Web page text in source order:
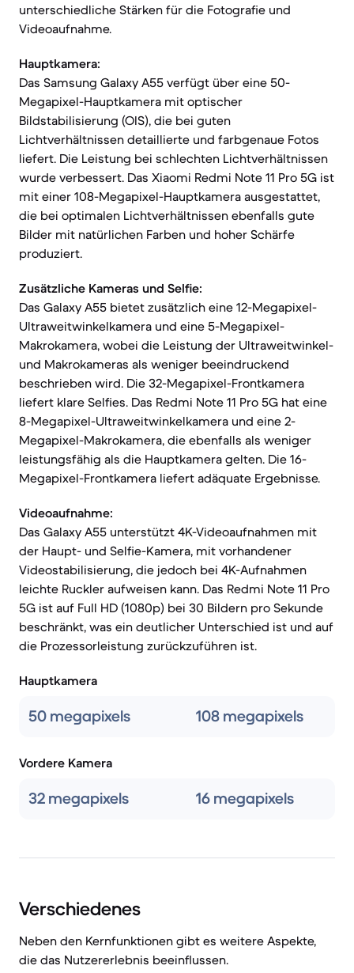
unterschiedliche Stärken für die Fotografie und
Videoaufnahme.
Hauptkamera:
Das Samsung Galaxy A55 verfügt über eine 50-
Megapixel-Hauptkamera mit optischer
Bildstabilisierung (OIS), die bei guten
Lichtverhältnissen detaillierte und farbgenaue Fotos
liefert. Die Leistung bei schlechten Lichtverhältnissen
wurde verbessert. Das Xiaomi Redmi Note 11 Pro 5G ist
mit einer 108-Megapixel-Hauptkamera ausgestattet,
die bei optimalen Lichtverhältnissen ebenfalls gute
Bilder mit natürlichen Farben und hoher Schärfe
produziert.
Zusätzliche Kameras und Selfie:
Das Galaxy A55 bietet zusätzlich eine 12-Megapixel-
Ultraweitwinkelkamera und eine 5-Megapixel-
Makrokamera, wobei die Leistung der Ultraweitwinkel-
und Makrokameras als weniger beeindruckend
beschrieben wird. Die 32-Megapixel-Frontkamera
liefert klare Selfies. Das Redmi Note 11 Pro 5G hat eine
8-Megapixel-Ultraweitwinkelkamera und eine 2-
Megapixel-Makrokamera, die ebenfalls als weniger
leistungsfähig als die Hauptkamera gelten. Die 16-
Megapixel-Frontkamera liefert adäquate Ergebnisse.
Videoaufnahme:
Das Galaxy A55 unterstützt 4K-Videoaufnahmen mit
der Haupt- und Selfie-Kamera, mit vorhandener
Videostabilisierung, die jedoch bei 4K-Aufnahmen
leichte Ruckler aufweisen kann. Das Redmi Note 11 Pro
5G ist auf Full HD (1080p) bei 30 Bildern pro Sekunde
beschränkt, was ein deutlicher Unterschied ist und auf
die Prozessorleistung zurückzuführen ist.
Hauptkamera
50 megapixels 108 megapixels
Vordere Kamera
32 megapixels 16 megapixels
Verschiedenes
Neben den Kernfunktionen gibt es weitere Aspekte,
die das Nutzererlebnis beeinflussen.